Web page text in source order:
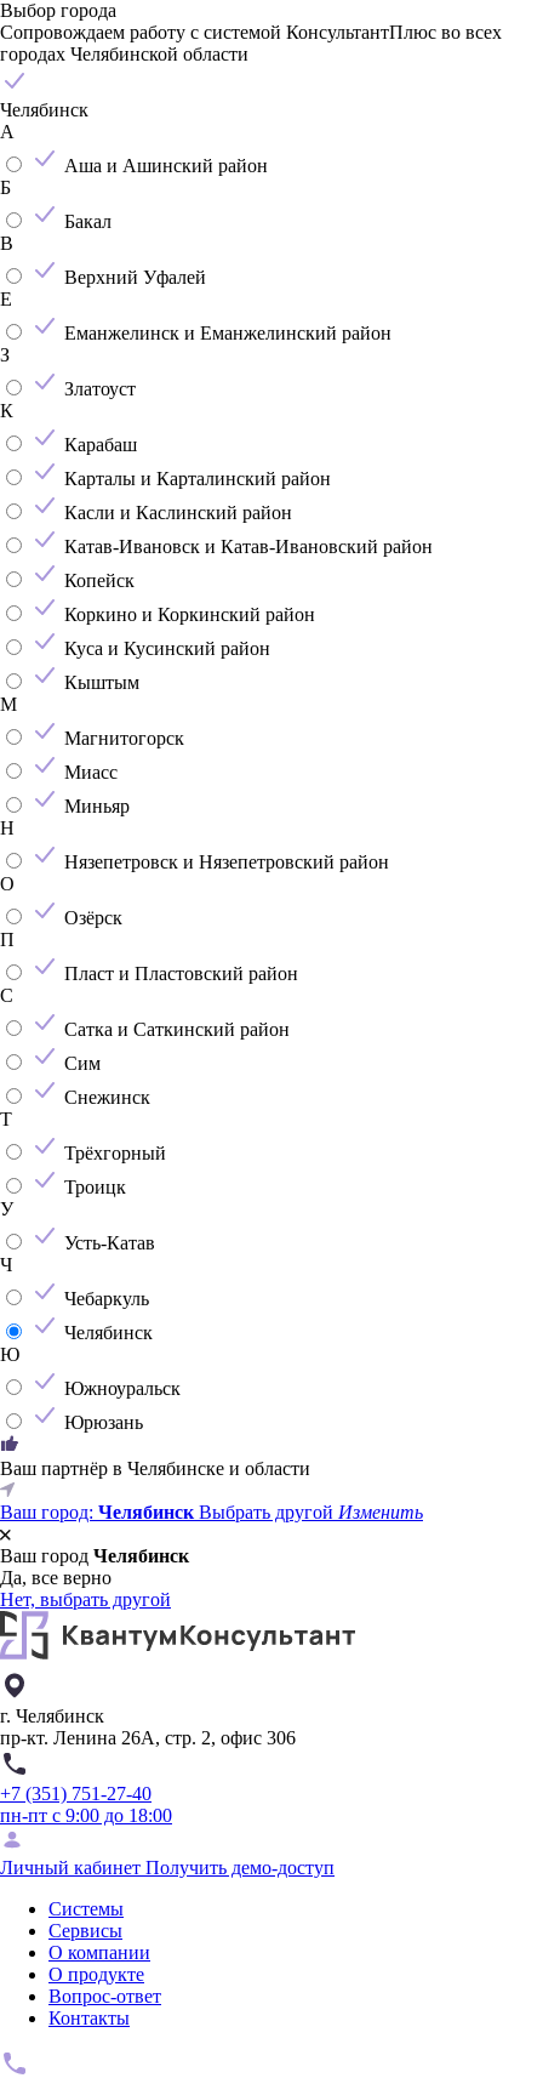
Выбор города
Сопровождаем работу с системой КонсультантПлюс во всех
городах Челябинской области
Челябинск
А
Аша и Ашинский район
Б
Бакал
В
Верхний Уфалей
Е
Еманжелинск и Еманжелинский район
З
Златоуст
К
Карабаш
Карталы и Карталинский район
Касли и Каслинский район
Катав-Ивановск и Катав-Ивановский район
Копейск
Коркино и Коркинский район
Куса и Кусинский район
Кыштым
М
Магнитогорск
Миасс
Миньяр
Н
Нязепетровск и Нязепетровский район
О
Озёрск
П
Пласт и Пластовский район
С
Сатка и Саткинский район
Сим
Снежинск
Т
Трёхгорный
Троицк
У
Усть-Катав
Ч
Чебаркуль
Челябинск
Ю
Южноуральск
Юрюзань
Ваш партнёр в Челябинске и области
Ваш город: Челябинск Выбрать другой Изменить
Ваш город Челябинск
Да, все верно
Нет, выбрать другой
г. Челябинск
пр-кт. Ленина 26А, стр. 2, офис 306
+7 (351) 751-27-40
пн-пт с 9:00 до 18:00
Личный кабинет Получить демо-доступ
Системы
Сервисы
О компании
О продукте
Вопрос-ответ
Контакты